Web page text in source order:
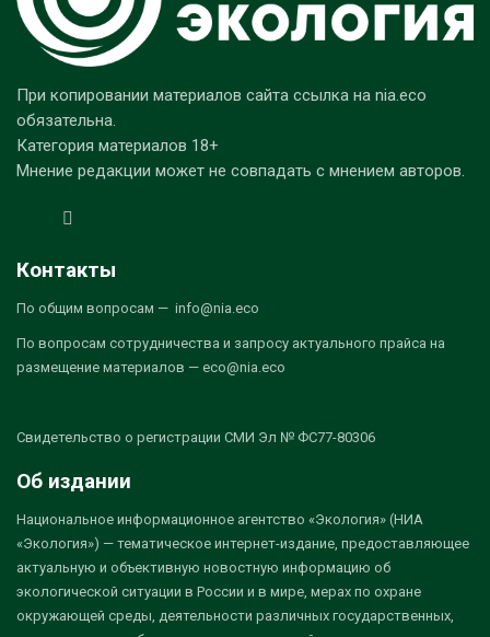
При копировании материалов сайта ссылка на nia.eco
обязательна.
Категория материалов 18+
Мнение редакции может не совпадать с мнением авторов.
Контакты
По общим вопросам — info@nia.eco
По вопросам сотрудничества и запросу актуального прайса на
размещение материалов — eco@nia.eco
Свидетельство о регистрации СМИ Эл № ФС77-80306
Об издании
Национальное информационное агентство «Экология» (НИА
«Экология») — тематическое интернет-издание, предоставляющее
актуальную и объективную новостную информацию об
экологической ситуации в России и в мире, мерах по охране
окружающей среды, деятельности различных государственных,